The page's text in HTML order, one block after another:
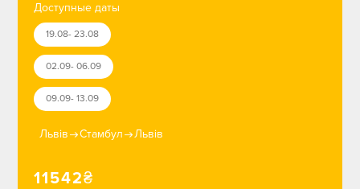
Доступные даты
19.08- 23.08
02.09- 06.09
09.09- 13.09
Львів Стамбул Львів
11542₴